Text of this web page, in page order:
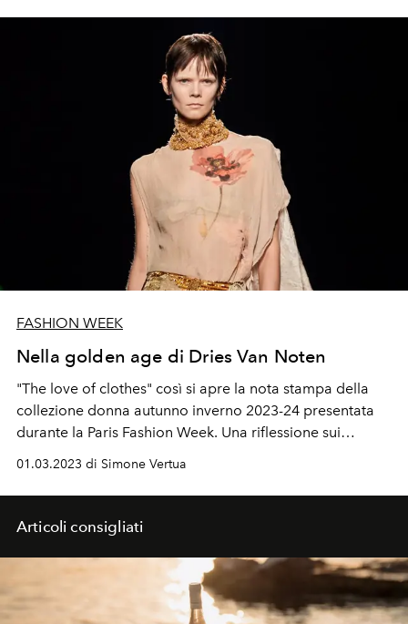
FASHION WEEK
Nella golden age di Dries Van Noten
"The love of clothes" così si apre la nota stampa della
collezione donna autunno inverno 2023-24 presentata
durante la Paris Fashion Week. Una riflessione sui
momenti di intimità e tenerezza tra un abito e la persona
01.03.2023 di Simone Vertua
Articoli consigliati